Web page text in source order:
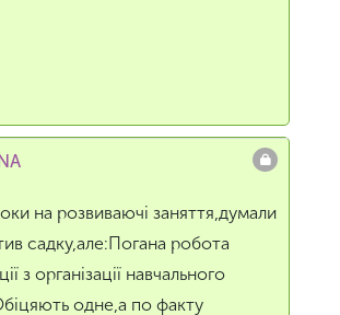
на розвиваючі заняття,думали
садку,але:Погана робота
з організації навчального
одне,а по факту